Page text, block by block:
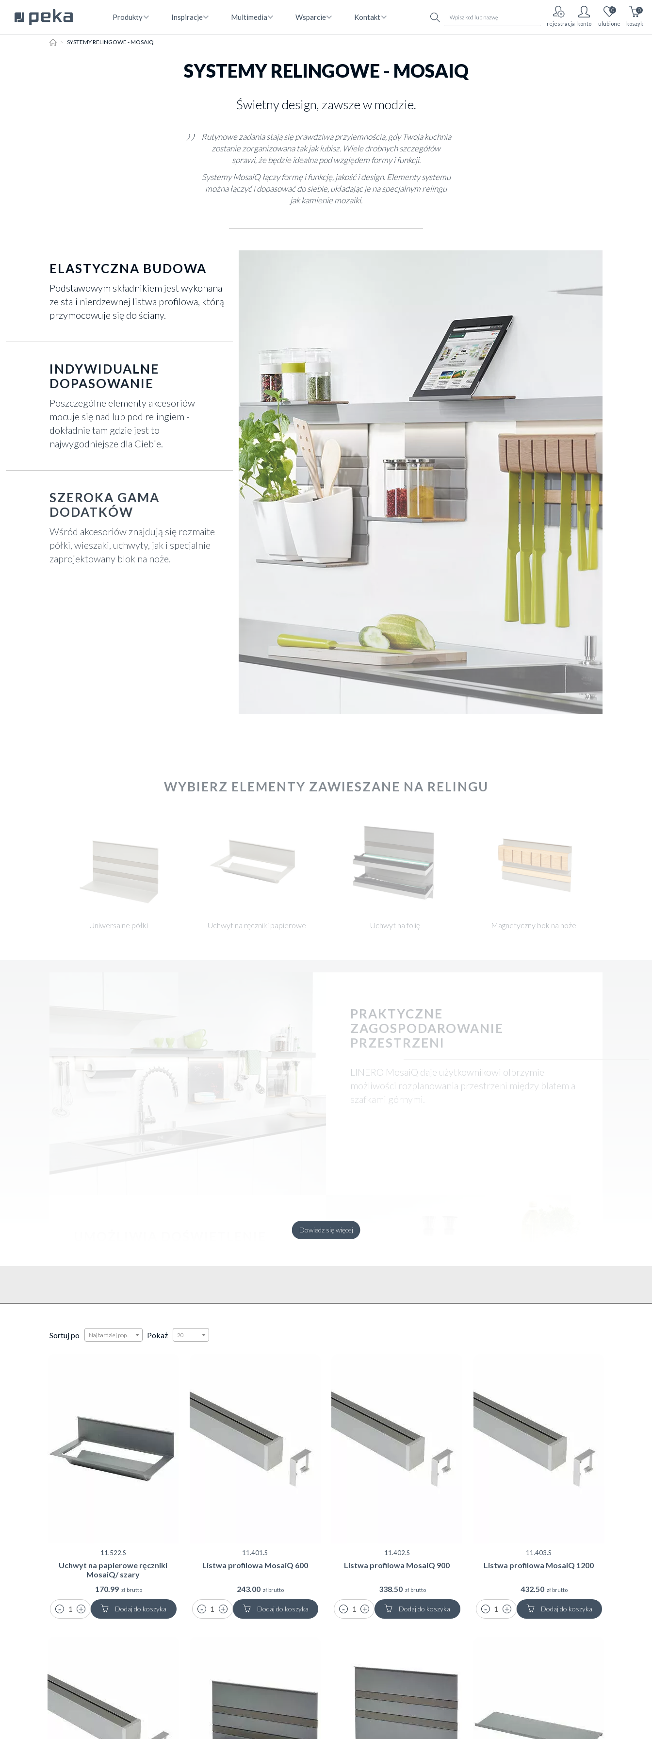
Produkty Inspiracje Multimedia Wsparcie Kontakt
rejestracja konto
0
ulubione
0
koszyk
HOMESYSTEMY RELINGOWE - MOSAIQ
SYSTEMY RELINGOWE - MOSAIQ
Świetny design, zawsze w modzie.
Rutynowe zadania stają się prawdziwą przyjemnością, gdy Twoja kuchnia
zostanie zorganizowana tak jak lubisz. Wiele drobnych szczegółów
sprawi, że będzie idealna pod względem formy i funkcji.
Systemy MosaiQ łączy formę i funkcję, jakość i design. Elementy systemu
można łączyć i dopasować do siebie, układając je na specjalnym relingu
jak kamienie mozaiki.
ELASTYCZNA BUDOWA
Podstawowym składnikiem jest wykonana
ze stali nierdzewnej listwa profilowa, którą
przymocowuje się do ściany.
INDYWIDUALNE
DOPASOWANIE
Poszczególne elementy akcesoriów
mocuje się nad lub pod relingiem -
dokładnie tam gdzie jest to
najwygodniejsze dla Ciebie.
SZEROKA GAMA
DODATKÓW
Wśród akcesoriów znajdują się rozmaite
półki, wieszaki, uchwyty, jak i specjalnie
zaprojektowany blok na noże.
WYBIERZ ELEMENTY ZAWIESZANE NA RELINGU
Uniwersalne półki Uchwyt na ręczniki papierowe Uchwyt na folię Magnetyczny bok na noże
PRAKTYCZNE
ZAGOSPODAROWANIE
PRZESTRZENI
LINERO MosaiQ daje użytkownikowi olbrzymie
możliwości rozplanowania przestrzeni między blatem a
szafkami górnymi.
Dowiedz się więcej
Sortuj po Pokaż 20
11.522.S
Uchwyt na papierowe ręczniki
MosaiQ/ szary
170.99 zł brutto
Dodaj do koszyka
11.401.S
Listwa profilowa MosaiQ 600
243.00 zł brutto
Dodaj do koszyka
11.402.S
Listwa profilowa MosaiQ 900
338.50 zł brutto
Dodaj do koszyka
11.403.S
Listwa profilowa MosaiQ 1200
432.50 zł brutto
Dodaj do koszyka